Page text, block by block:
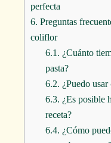
perfecta
6. Preguntas
coliflor
6.1. ¿Cuánto
pasta?
6.2. ¿Puedo
6.3. ¿Es posible
receta?
6.4. ¿Cómo